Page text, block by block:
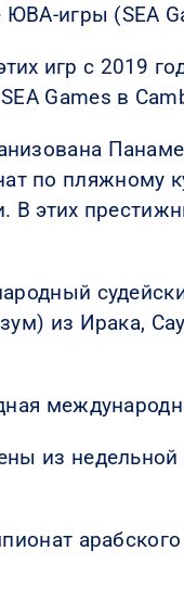
игры (SEA
игр с 2019
Games в
по пляжному
В этих
из Ирака,
из